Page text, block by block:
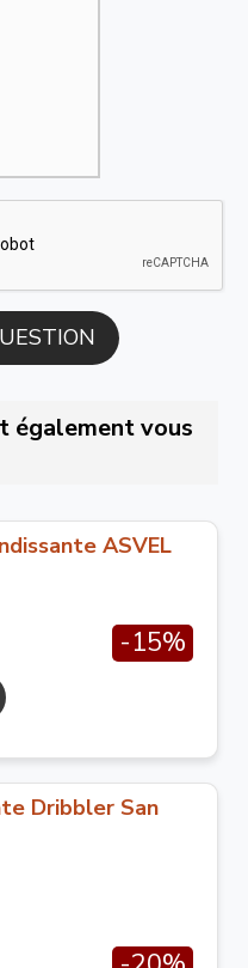
également vous
ASVEL
-15%
Dribbler San